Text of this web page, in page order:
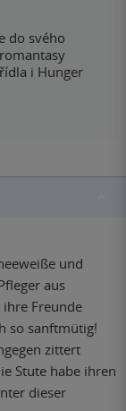
do svého
i Hunger
und
aus
Freunde
so sanftmütig!
zittert
Stute habe ihren
dieser